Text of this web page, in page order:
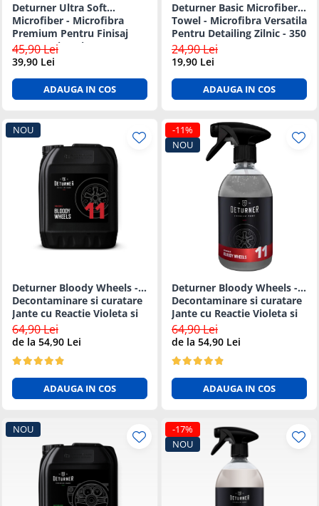
Deturner Ultra Soft
Microfiber - Microfibra
Premium Pentru Finisaj
Fara Zgarieturi - 500 GSM
45,90 Lei
39,90 Lei
ADAUGA IN COS
Deturner Basic Microfiber
Towel - Microfibra Versatila
Pentru Detailing Zilnic - 350
GSM
24,90 Lei
19,90 Lei
ADAUGA IN COS
NOU
Deturner Bloody Wheels -
Decontaminare si curatare
Jante cu Reactie Violeta si
pH Neutru - 5L
64,90 Lei
de la 54,90 Lei
ADAUGA IN COS
-11%
NOU
Deturner Bloody Wheels -
Decontaminare si curatare
Jante cu Reactie Violeta si
pH Neutru - 1L
64,90 Lei
de la 54,90 Lei
ADAUGA IN COS
NOU
-17%
NOU